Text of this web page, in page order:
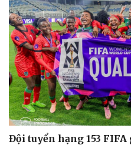
Đội tuyển hạng 153